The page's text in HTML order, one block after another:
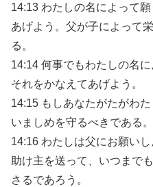
14:13 わたしの名によって
あげよう。父が子によって
る。
14:14 何事でもわたしの名
それをかなえてあげよう。
14:15 もしあなたがたがわ
いましめを守るべきである。
14:16 わたしは父にお願い
助け主を送って、いつまで
さるであろう。